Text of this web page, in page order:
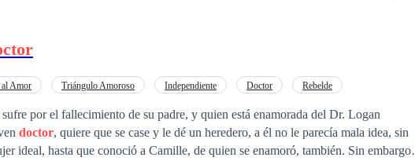
of a hollow surname, or will she find the courage to disappear and build a world
it takes to be reborn when everything falls apart.
Amor Triángulo Amoroso Independiente Doctor
Rebelde
por el fallecimiento de su padre, y quien está enamorada del Dr. Logan
doctor, quiere que se case y le dé un heredero, a él no le parecía mala idea, sin
ideal, hasta que conoció a Camille, de quien se enamoró, también. Sin embargo,